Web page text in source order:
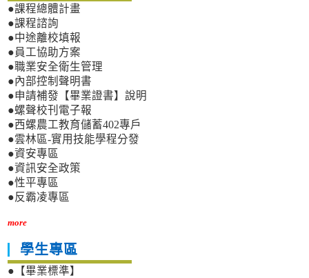
●課程總體計畫
●課程諮詢
●中途離校填報
●員工協助方案
●職業安全衛生管理
●內部控制聲明書
●申請補發【畢業證書】說明
●螺聲校刊電子報
●西螺農工教育儲蓄402專戶
●雲林區-實用技能學程分發
●資安專區
●資訊安全政策
●性平專區
●反霸凌專區
more
學生專區
●【畢業標準】